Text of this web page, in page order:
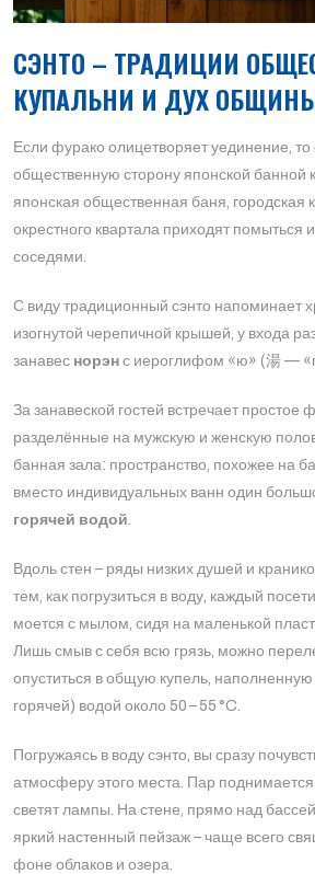
СЭНТО – ТРАДИЦИИ
КУПАЛЬНИ И ДУХ
Если фурако олицетворяет уединение, то
общественную сторону японской банной
японская общественная баня, городская
окрестного квартала приходят помыться
соседями​.
С виду традиционный сэнто напоминает
изогнутой черепичной крышей, у входа
занавес норэн с иероглифом «ю» (湯 —
За занавеской гостей встречает простое
разделённые на мужскую и женскую
банная зала: пространство, похожее на
вместо индивидуальных ванн один
горячей водой​.
Вдоль стен – ряды низких душей и
тем, как погрузиться в воду, каждый
моется с мылом, сидя на маленькой
Лишь смыв с себя всю грязь, можно
опуститься в общую купель, наполненную
горячей) водой около 50 – 55 °C​.
Погружаясь в воду сэнто, вы сразу
атмосферу этого места. Пар поднимается
светят лампы. На стене, прямо над
яркий настенный пейзаж – чаще всего
фоне облаков и озера.